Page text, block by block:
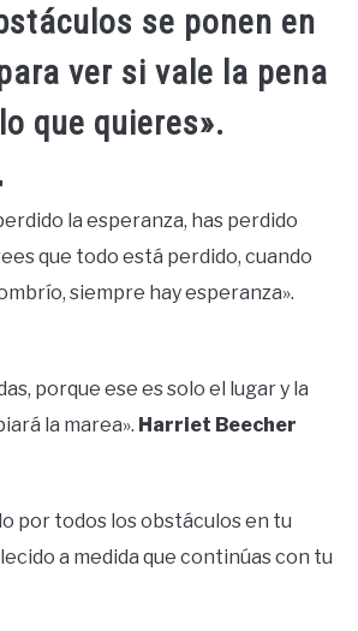
se ponen en
ver si vale la pena
que quieres».
la esperanza, has perdido
que todo está perdido, cuando
siempre hay esperanza».
porque ese es solo el lugar y la
la marea». Harriet Beecher
por todos los obstáculos en tu
a medida que continúas con tu